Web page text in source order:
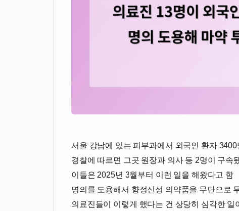
서울 강남에 있는 피부과에서 외국인 환자
경찰에 따르면 그곳 원장과 의사 등 2명이 구속
이들은 2025년 3월부터 이런 일을 해왔다고 함
명의를 도용해서 향정신성 의약품을 무단으로
의료진들이 이렇게 했다는 건 상당히 심각한 일